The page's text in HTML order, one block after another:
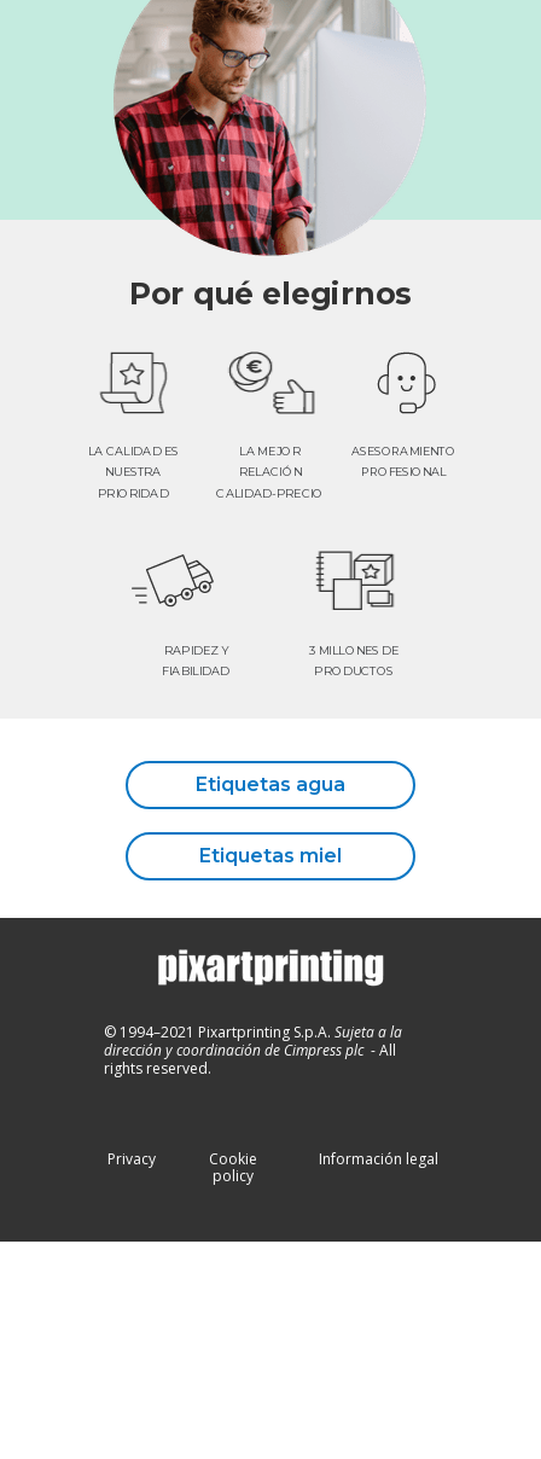
Etiquetas agua
Etiquetas miel
© 1994–2021 Pixartprinting S.p.A. Sujeta a la
dirección y coordinación de Cimpress plc-All
rights reserved.
Cookie
policy
Información legal
Privacy
Por qué elegirnos
LA CALIDAD ES
NUESTRA
PRIORIDAD
LA MEJOR
RELACIÓN
CALIDAD-PRECIO
ASESORAMIENTO
PROFESIONAL
RAPIDEZ Y
FIABILIDAD
3 MILLONES DE
PRODUCTOS